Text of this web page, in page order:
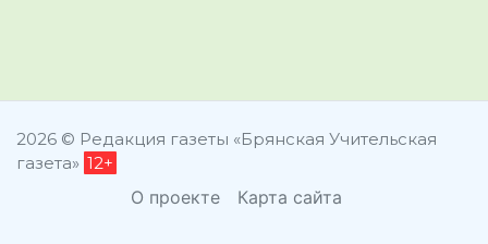
2026 © Редакция газеты «Брянская Учительская
газета» 12+
О проекте Карта сайта